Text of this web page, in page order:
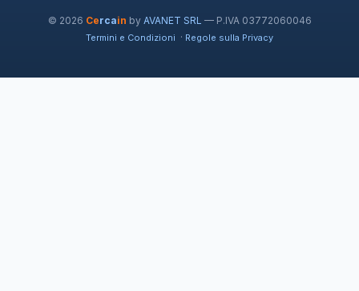
© 2026 Cercain by AVANET SRL — P.IVA 03772060046
Termini e Condizioni · Regole sulla Privacy